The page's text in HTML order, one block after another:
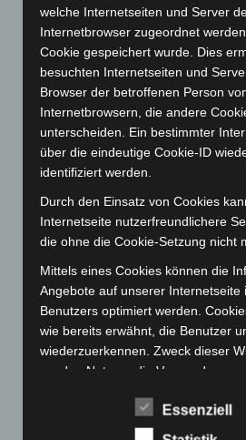
Juli 2023 (118)
Juni 2023(142)
Mai 2023(139)
April 2023 (155)
März 2023(174)
Februar 2023(154)
Januar 2023 (140)
Dezember 2022(130)
November 2022(167)
September 2022
August 2022(166)
Juli 2022(133)
Juni 2022
(167)
welche Internetseiten und Server
Internetbrowser zugeordnet
Cookie gespeichert wurde. Dies
besuchten Internetseiten und
Browser der betroffenen Person
Internetbrowsern, die andere
unterscheiden. Ein bestimmter
über die eindeutige Cookie-ID
identifiziert werden.
Durch den Einsatz von Cookies
Internetseite nutzerfreundlichere
die ohne die Cookie-Setzung nicht
Mittels eines Cookies können die
Angebote auf unserer Internetseite
Benutzers optimiert werden.
wie bereits erwähnt, die Benutzer
wiederzuerkennen. Zweck dieser
es, den Nutzern die Verwendung
Cookies verwendet, muss
Besuch der Internetseite erneut
Essenziell